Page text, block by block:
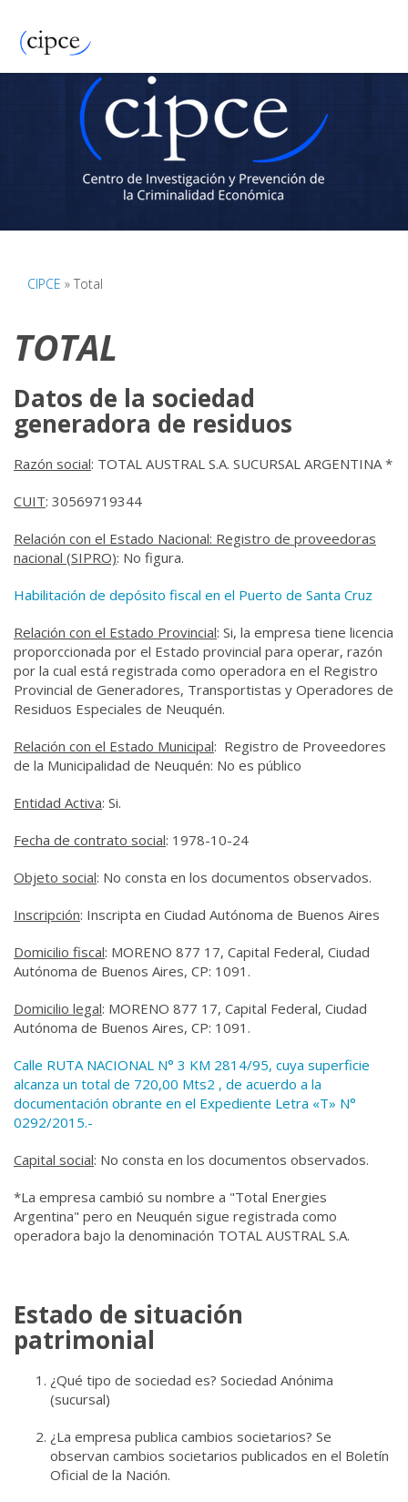
CIPCE » Total
TOTAL
Datos de la sociedad
generadora de residuos
Razón social: TOTAL AUSTRAL S.A. SUCURSAL ARGENTINA*
CUIT: 30569719344
Relación con el Estado Nacional: Registro de proveedoras
nacional (SIPRO): No figura.
Habilitación de depósito fiscal en el Puerto de Santa Cruz
Relación con el Estado Provincial: Si, la empresa tiene licencia
proporccionada por el Estado provincial para operar, razón
por la cual está registrada como operadora en el Registro
Provincial de Generadores, Transportistas y Operadores de
Residuos Especiales de Neuquén.
Relación con el Estado Municipal: Registro de Proveedores
de la Municipalidad de Neuquén: No es público
Entidad Activa: Si.
Fecha de contrato social: 1978-10-24
Objeto social: No consta en los documentos observados.
Inscripción: Inscripta en Ciudad Autónoma de Buenos Aires
Domicilio fiscal: MORENO 877 17, Capital Federal, Ciudad
Autónoma de Buenos Aires, CP: 1091.
Domicilio legal: MORENO 877 17, Capital Federal, Ciudad
Autónoma de Buenos Aires, CP: 1091.
Calle RUTA NACIONAL N° 3 KM 2814/95, cuya superficie
alcanza un total de 720,00 Mts2 , de acuerdo a la
documentación obrante en el Expediente Letra «T» N°
0292/2015.-
Capital social: No consta en los documentos observados.
*La empresa cambió su nombre a "Total Energies
Argentina" pero en Neuquén sigue registrada como
operadora bajo la denominación TOTAL AUSTRAL S.A.
Estado de situación
patrimonial
¿Qué tipo de sociedad es? Sociedad Anónima
(sucursal)
¿La empresa publica cambios societarios? Se
observan cambios societarios publicados en el Boletín
Oficial de la Nación.